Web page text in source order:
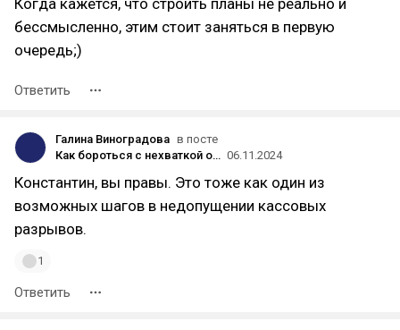
Когда кажется, что строить планы не реально и
бессмысленно, этим стоит заняться в первую
очередь;)
Ответить
Галина Виноградова в посте
Как бороться с нехваткой оборотных средств и кассовыми разрывами в туристическом бизнесе 06.11.2024
Константин, вы правы. Это тоже как один из
возможных шагов в недопущении кассовых
разрывов.
1
Ответить